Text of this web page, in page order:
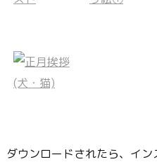
ダウンロードされたら、イ